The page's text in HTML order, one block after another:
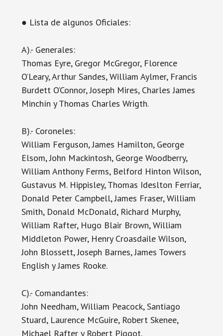
● Lista de algunos Oficiales:
A).- Generales:
Thomas Eyre, Gregor McGregor, Florence
O’Leary, Arthur Sandes, William Aylmer, Francis
Burdett O’Connor, Joseph Mires, Charles James
Minchín y Thomas Charles Wrigth.
B).- Coroneles:
William Ferguson, James Hamilton, George
Elsom, John Mackintosh, George Woodberry,
William Anthony Ferms, Belford Hinton Wilson,
Gustavus M. Hippisley, Thomas Ideslton Ferriar,
Donald Peter Campbell, James Fraser, William
Smith, Donald McDonald, Richard Murphy,
William Rafter, Hugo Blair Brown, William
Middleton Power, Henry Croasdaile Wilson,
John Blossett, Joseph Barnes, James Towers
English y James Rooke.
C).- Comandantes:
John Needham, William Peacock, Santiago
Stuard, Laurence McGuire, Robert Skenee,
Michael Rafter y Robert Piggot.